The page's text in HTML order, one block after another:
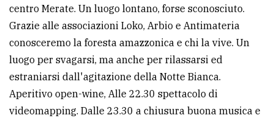
centro Merate. Un luogo lontano, forse sconosciuto.
Grazie alle associazioni Loko, Arbio e Antimateria
conosceremo la foresta amazzonica e chi la vive. Un
luogo per svagarsi, ma anche per rilassarsi ed
estraniarsi dall'agitazione della Notte Bianca.
Aperitivo open-wine, Alle 22.30 spettacolo di
videomapping. Dalle 23.30 a chiusura buona musica e